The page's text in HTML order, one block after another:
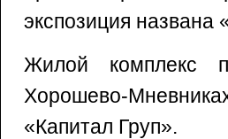
экспозиция названа
Жилой комплекс
Хорошево-
«Капитал Груп».